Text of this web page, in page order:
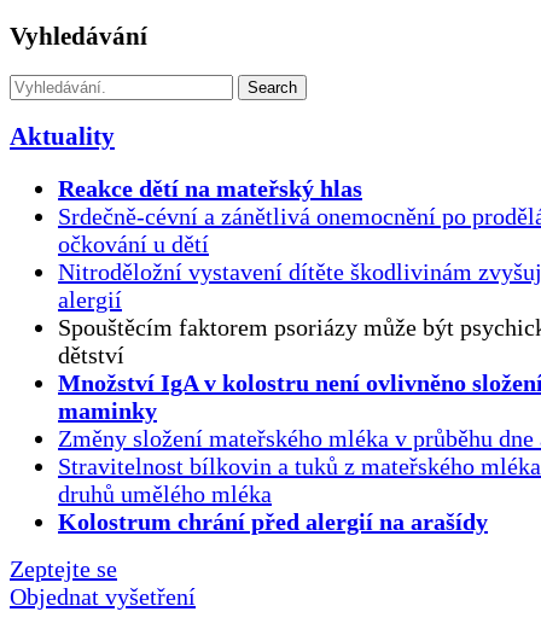
Vyhledávání
Search
Aktuality
Reakce dětí na mateřský hlas
Srdečně-cévní a zánětlivá onemocnění po
očkování u dětí
Nitroděložní vystavení dítěte škodlivinám
alergií
Spouštěcím faktorem psoriázy může být
dětství
Množství IgA v kolostru není ovlivněno
maminky
Změny složení mateřského mléka v průběhu dne
Stravitelnost bílkovin a tuků z mateřského
druhů umělého mléka
Kolostrum chrání před alergií na arašídy
Zeptejte se
Objednat vyšetření